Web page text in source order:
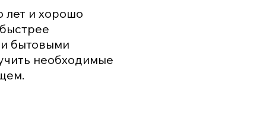
лет и хорошо
бытовыми
необходимые